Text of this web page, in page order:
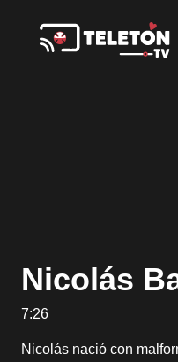
Nicolás
7:26
Nicolás nació con